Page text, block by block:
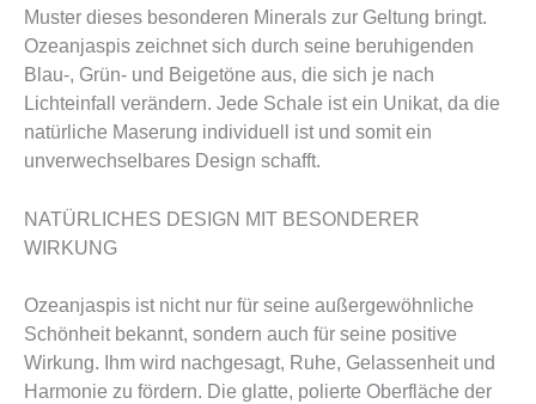
Muster dieses besonderen Minerals zur Geltung bringt.
Ozeanjaspis zeichnet sich durch seine beruhigenden
Blau-, Grün- und Beigetöne aus, die sich je nach
Lichteinfall verändern. Jede Schale ist ein Unikat, da die
natürliche Maserung individuell ist und somit ein
unverwechselbares Design schafft.
NATÜRLICHES DESIGN MIT BESONDERER
WIRKUNG
Ozeanjaspis ist nicht nur für seine außergewöhnliche
Schönheit bekannt, sondern auch für seine positive
Wirkung. Ihm wird nachgesagt, Ruhe, Gelassenheit und
Harmonie zu fördern. Die glatte, polierte Oberfläche der